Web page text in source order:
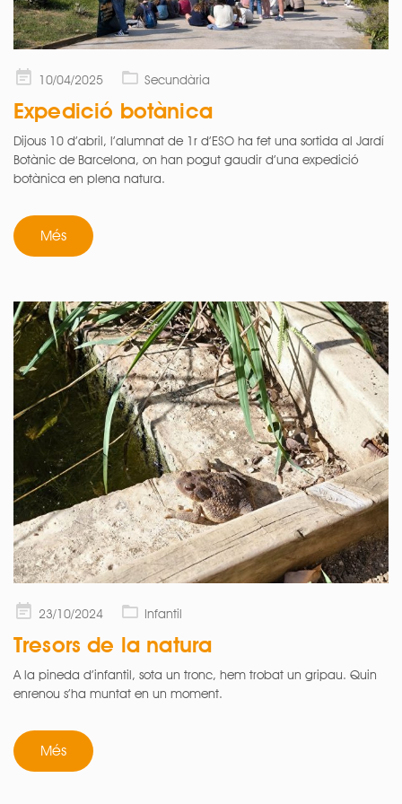
Posted10/04/2025 Secundària
Expedició botànica
Dijous 10 d’abril, l’alumnat de 1r d’ESO ha fet una sortida al Jardí
Botànic de Barcelona, on han pogut gaudir d’una expedició
botànica en plena natura.
Més
Posted23/10/2024 Infantil
Tresors de la natura
A la pineda d’infantil, sota un tronc, hem trobat un gripau. Quin
enrenou s’ha muntat en un moment.
Més